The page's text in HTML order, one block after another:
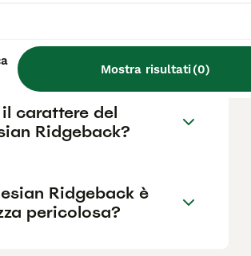
Mostra risultati(0)
un cucciolo
carattere del
Ridgeback?
Ridgeback è
pericolosa?